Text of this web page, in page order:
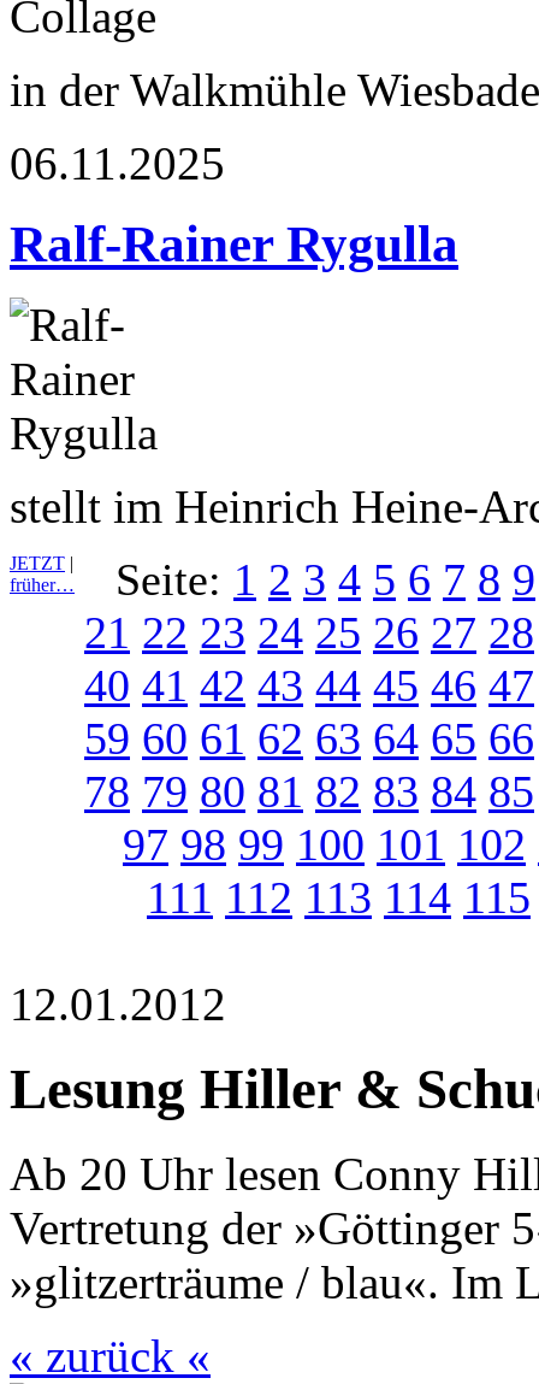
in der Walkmühle
06.11.2025
Ralf-Rainer Rygulla
stellt im Heinrich Heine-
JETZT |
früher…
Seite: 1 2 3 4 5 6 7 8 9
21 22 23 24 25 26 27 28
40 41 42 43 44 45 46 47
59 60 61 62 63 64 65 66
78 79 80 81 82 83 84 85
97 98 99 100 101 102
111 112 113 114 115
12.01.2012
Lesung Hiller &
Ab 20 Uhr lesen Conny
Vertretung der »Göttinger
»glitzerträume / blau«. Im
« zurück «